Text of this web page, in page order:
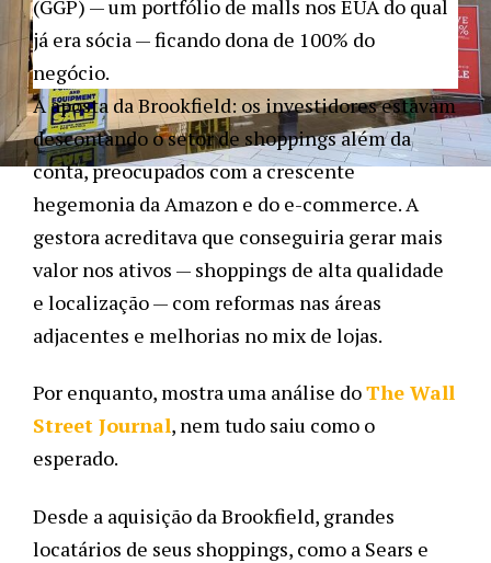
(GGP) — um portfólio de malls nos EUA do qual
já era sócia — ficando dona de 100% do
negócio.
A aposta da Brookfield: os investidores estavam
descontando o setor de shoppings além da
conta, preocupados com a crescente
hegemonia da Amazon e do e-commerce. A
gestora acreditava que conseguiria gerar mais
valor nos ativos — shoppings de alta qualidade
e localização — com reformas nas áreas
adjacentes e melhorias no mix de lojas.
Por enquanto, mostra uma análise doThe Wall
Street Journal, nem tudo saiu como o
esperado.
Desde a aquisição da Brookfield, grandes
locatários de seus shoppings, como a Sears e